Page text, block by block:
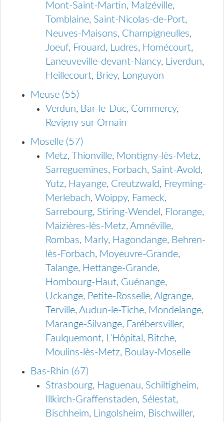
Mont-Saint-Martin, Malzéville,
Tomblaine, Saint-Nicolas-de-Port,
Neuves-Maisons, Champigneulles,
Joeuf, Frouard, Ludres, Homécourt,
Laneuveville-devant-Nancy, Liverdun,
Heillecourt, Briey, Longuyon
Meuse (55)
Verdun, Bar-le-Duc, Commercy,
Revigny sur Ornain
Moselle (57)
Metz, Thionville, Montigny-lès-Metz,
Sarreguemines, Forbach, Saint-Avold,
Yutz, Hayange, Creutzwald, Freyming-
Merlebach, Woippy, Fameck,
Sarrebourg, Stiring-Wendel , Florange,
Maizières-lès-Metz, Amnéville,
Rombas, Marly, Hagondange, Behren-
lès-Forbach, Moyeuvre-Grande,
Talange, Hettange-Grande,
Hombourg-Haut, Guénange,
Uckange, Petite-Rosselle, Algrange,
Terville, Audun-le-Tiche, Mondelange,
Marange-Silvange, Farébersviller,
Faulquemont, L’Hôpital , Bitche,
Moulins-lès-Metz, Boulay-Moselle
Bas-Rhin (67)
Strasbourg, Haguenau, Schiltigheim,
Illkirch-Graffenstaden, Sélestat,
Bischheim, Lingolsheim, Bischwiller,